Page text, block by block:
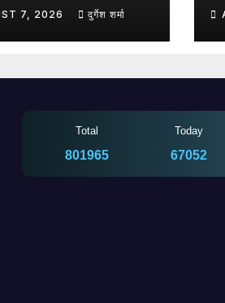
हिना अकेची को
सेमीफाइनल में बनाई
7, 2026 दुर्गेश शर्मा
Total
801965
Today
67052